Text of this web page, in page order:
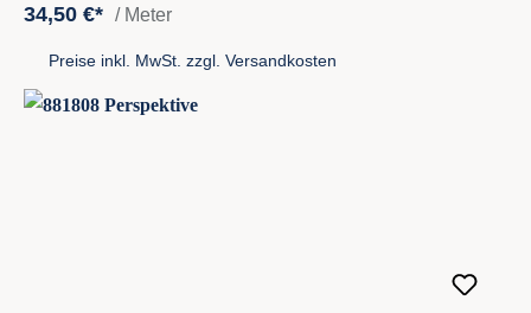
34,50 €* / Meter
Preise inkl. MwSt. zzgl. Versandkosten